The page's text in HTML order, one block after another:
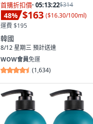
首購折扣價· 05:13:21$314
48% $163 ($16.30/100ml)
運費 $195
韓國
8/12 星期三預計送達
WOW會員免運
(1,634)